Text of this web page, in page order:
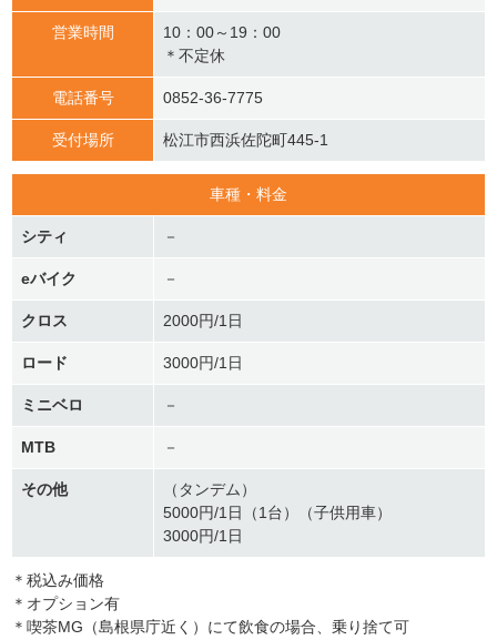
営業時間
10：00～19：00
＊不定休
電話番号 0852-36-7775
受付場所 松江市西浜佐陀町445-1
車種・料金
シティ －
eバイク －
クロス 2000円/1日
ロード 3000円/1日
ミニベロ －
MTB －
その他
（タンデム）
5000円/1日（1台）（子供用車）
3000円/1日
＊税込み価格
＊オプション有
＊喫茶MG（島根県庁近く）にて飲食の場合、乗り捨て可